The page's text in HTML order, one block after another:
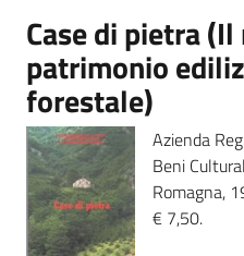
Piani Programmi
Progetti
Case di pietra
patrimonio
forestale)
Azienda
Beni
Romagna,
€ 7,50.